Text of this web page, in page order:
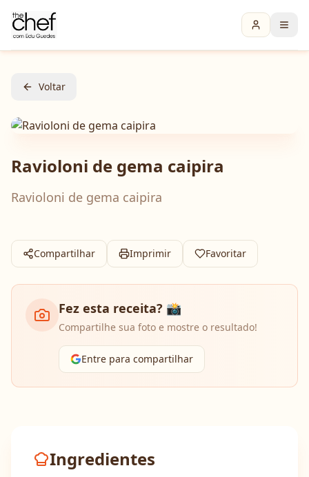
Voltar
Ravioloni de gema caipira
Ravioloni de gema caipira
Compartilhar Imprimir Favoritar
Fez esta receita? 📸
Compartilhe sua foto e mostre o resultado!
Entre para compartilhar
Ingredientes